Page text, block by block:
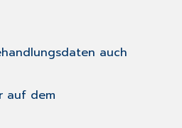
auch
auf dem